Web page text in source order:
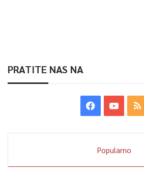
PRATITE NAS NA
Popularno